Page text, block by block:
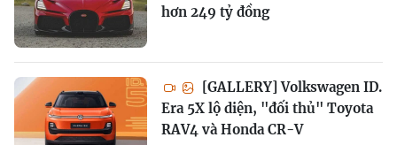
hơn 249 tỷ đồng
[GALLERY] Volkswagen ID.
Era 5X lộ diện, "đối thủ" Toyota
RAV4 và Honda CR-V